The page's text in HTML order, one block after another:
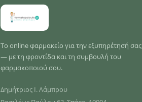
Το online φαρμακείο για την εξυπηρέτησή σας
— με τη φροντίδα και τη συμβουλή του
φαρμακοποιού σου.
Δημήτριος Ι. Λάμπρου